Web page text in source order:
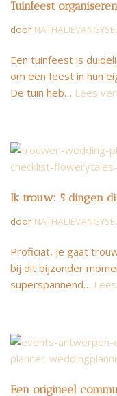
Tuinfeest
door
Een tuinfeest is
om een feest in hun
De tuin heb… Lees
Ik trouw: 5 dingen
door
Proficiat, je gaat
bij dit bijzonder
superspannend…
Een origineel